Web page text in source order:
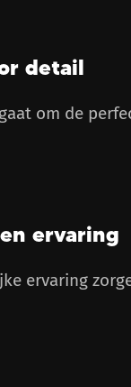
detail
om de
ervaring
ervaring